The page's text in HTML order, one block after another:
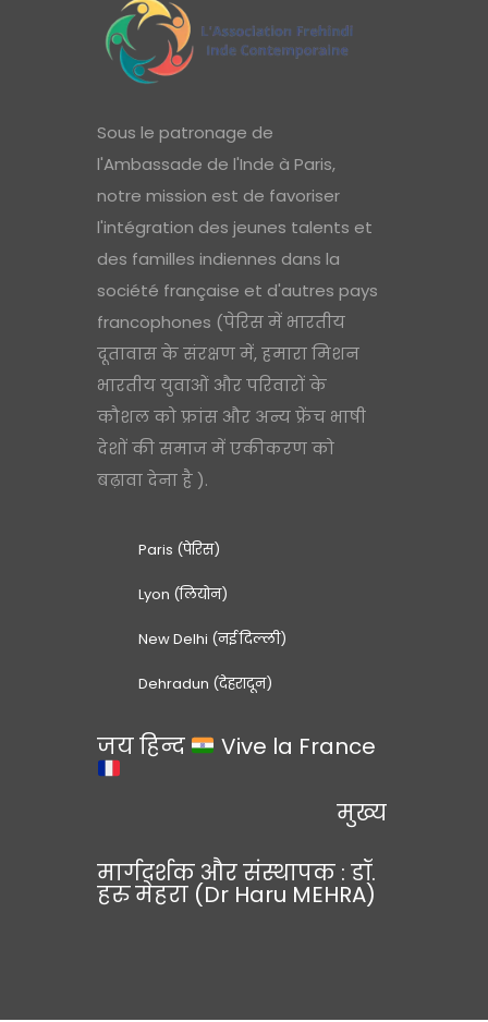
Sous le patronage de
l'Ambassade de l'Inde à Paris,
notre mission est de favoriser
l'intégration des jeunes talents et
des familles indiennes dans la
société française et d'autres pays
francophones (पेरिस में भारतीय
दूतावास के संरक्षण में, हमारा मिशन
भारतीय युवाओं और परिवारों के
कौशल को फ्रांस और अन्य फ्रेंच भाषी
देशों की समाज में एकीकरण को
बढ़ावा देना है ).
Paris (पेरिस)
Lyon (लियोन)
New Delhi (नई दिल्ली)
Dehradun (देहरादून)
जय हिन्द Vive la France
मुख्य
मार्गदर्शक और संस्थापक : डॉ.
हरु मेहरा (Dr Haru MEHRA)